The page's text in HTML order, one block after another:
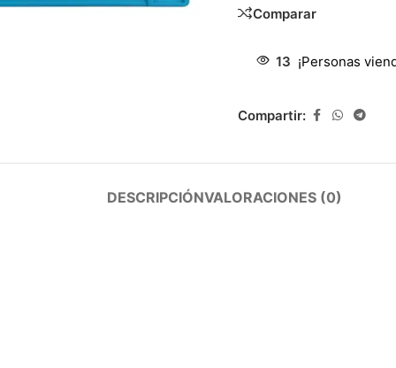
Comparar
13 ¡Personas
Compartir:
DESCRIPCIÓNVALORACIONES (0)